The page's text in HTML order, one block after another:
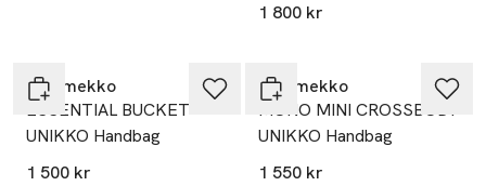
1 800 kr
Marimekko
ESSENTIAL BUCKET
UNIKKO Handbag
1 500 kr
Marimekko
MONO MINI CROSSBODY
UNIKKO Handbag
1 550 kr